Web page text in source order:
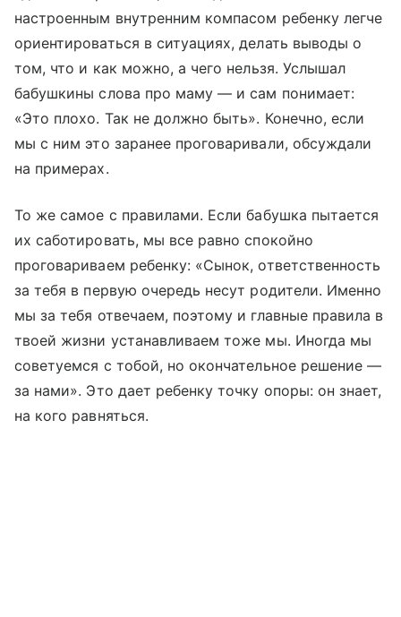
настроенным внутренним компасом ребенку легче
ориентироваться в ситуациях, делать выводы о
том, что и как можно, а чего нельзя. Услышал
бабушкины слова про маму — и сам понимает:
«Это плохо. Так не должно быть». Конечно, если
мы с ним это заранее проговаривали, обсуждали
на примерах.
То же самое с правилами. Если бабушка пытается
их саботировать, мы все равно спокойно
проговариваем ребенку: «Сынок, ответственность
за тебя в первую очередь несут родители. Именно
мы за тебя отвечаем, поэтому и главные правила в
твоей жизни устанавливаем тоже мы. Иногда мы
советуемся с тобой, но окончательное решение —
за нами». Это дает ребенку точку опоры: он знает,
на кого равняться.